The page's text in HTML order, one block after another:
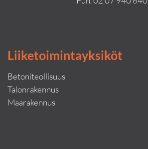
Liiketoimintayksiköt
Betoniteollisuus
Talonrakennus
Maarakennus